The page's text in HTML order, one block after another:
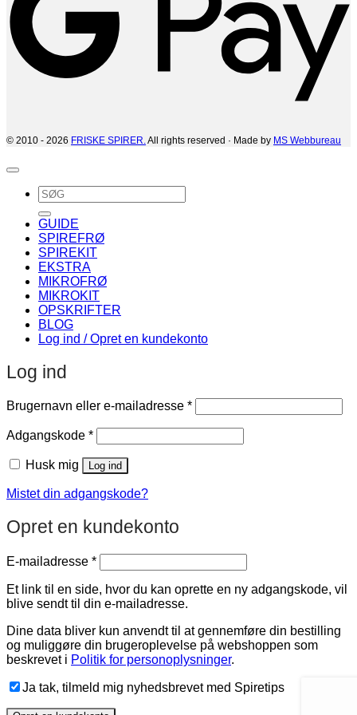
© 2010 - 2026 FRISKE SPIRER. All rights reserved · Made by MS Webbureau
Søg
efter:
GUIDE
SPIREFRØ
SPIREKIT
EKSTRA
MIKROFRØ
MIKROKIT
OPSKRIFTER
BLOG
Log ind / Opret en kundekonto
Log ind
Brugernavn eller e-mailadresse *Påkrævet
Adgangskode *Påkrævet
Husk mig Log ind
Mistet din adgangskode?
Opret en kundekonto
E-mailadresse *Påkrævet
Et link til en side, hvor du kan oprette en ny adgangskode, vil
blive sendt til din e-mailadresse.
Dine data bliver kun anvendt til at gennemføre din bestilling
og muliggøre din brugeroplevelse på webshoppen som
beskrevet i Politik for personoplysninger.
Ja tak, tilmeld mig nyhedsbrevet med Spiretips